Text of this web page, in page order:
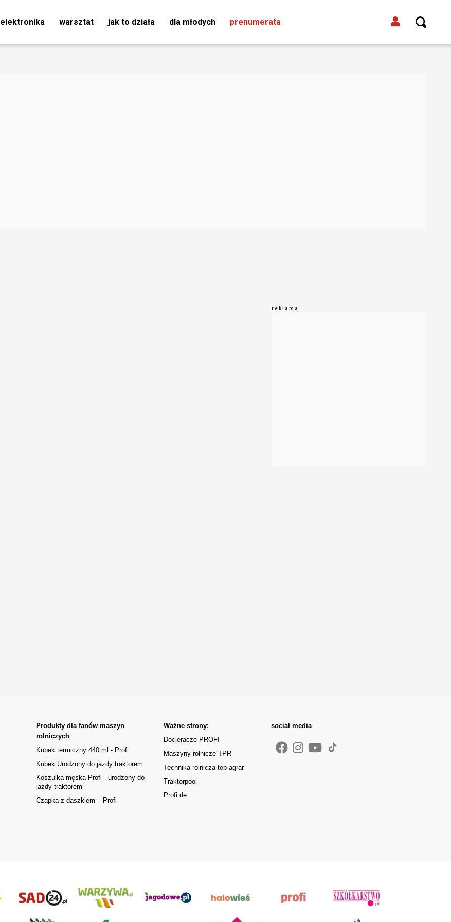
elektronika warsztat jak to działa dla młodych prenumerata
Produkty dla fanów maszyn
rolniczych
Kubek termiczny 440 ml - Profi
Kubek Urodzony do jazdy traktorem
Koszulka męska Profi - urodzony do
jazdy traktorem
Czapka z daszkiem – Profi
Ważne strony:
Docieracze PROFI
Maszyny rolnicze TPR
Technika rolnicza top agrar
Traktorpool
Profi.de
social media